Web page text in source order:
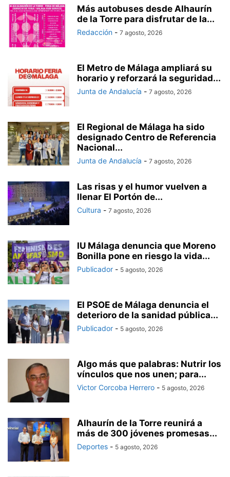
Más autobuses desde Alhaurín
de la Torre para disfrutar de la...
Redacción - 7 agosto, 2026
El Metro de Málaga ampliará su
horario y reforzará la seguridad...
Junta de Andalucía - 7 agosto, 2026
El Regional de Málaga ha sido
designado Centro de Referencia
Nacional...
Junta de Andalucía - 7 agosto, 2026
Las risas y el humor vuelven a
llenar El Portón de...
Cultura - 7 agosto, 2026
IU Málaga denuncia que Moreno
Bonilla pone en riesgo la vida...
Publicador - 5 agosto, 2026
El PSOE de Málaga denuncia el
deterioro de la sanidad pública...
Publicador - 5 agosto, 2026
Algo más que palabras: Nutrir los
vínculos que nos unen; para...
Victor Corcoba Herrero - 5 agosto, 2026
Alhaurín de la Torre reunirá a
más de 300 jóvenes promesas...
Deportes - 5 agosto, 2026